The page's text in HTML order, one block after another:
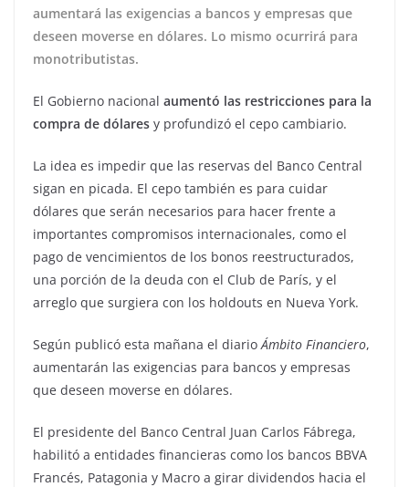
aumentará las exigencias a bancos y empresas que
deseen moverse en dólares. Lo mismo ocurrirá para
monotributistas.
El Gobierno nacional aumentó las restricciones para la
compra de dólares y profundizó el cepo cambiario.
La idea es impedir que las reservas del Banco Central
sigan en picada. El cepo también es para cuidar
dólares que serán necesarios para hacer frente a
importantes compromisos internacionales, como el
pago de vencimientos de los bonos reestructurados,
una porción de la deuda con el Club de París, y el
arreglo que surgiera con los holdouts en Nueva York.
Según publicó esta mañana el diarioÁmbito Financiero,
aumentarán las exigencias para bancos y empresas
que deseen moverse en dólares.
El presidente del Banco Central Juan Carlos Fábrega,
habilitó a entidades financieras como los bancos BBVA
Francés, Patagonia y Macro a girar dividendos hacia el